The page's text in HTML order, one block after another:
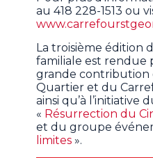
au 418 228-1513 ou
La troisième édition
familiale est rendue
grande contribution
Quartier et du
ainsi qu’à l’initiative
« Résurrection du
et du groupe
limites».